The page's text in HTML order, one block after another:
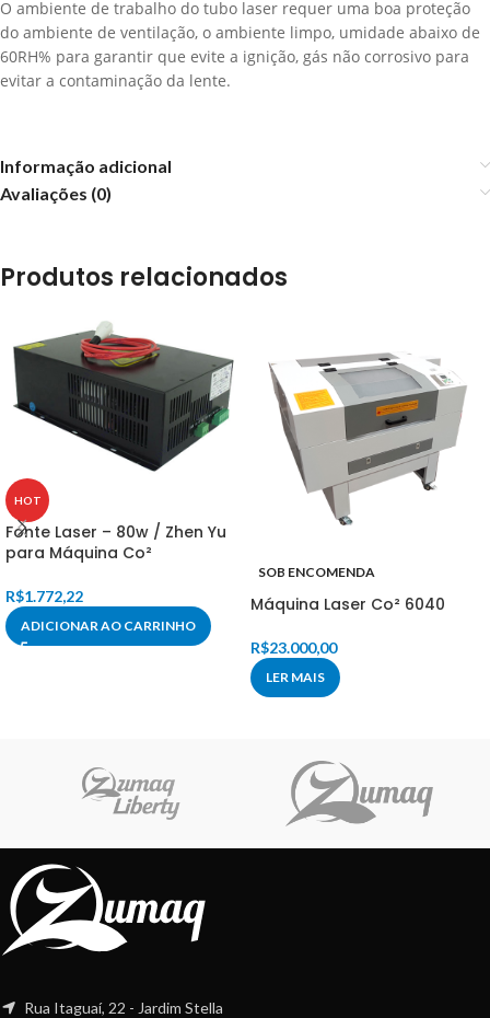
O ambiente de trabalho do tubo laser requer uma boa proteção
do ambiente de ventilação, o ambiente limpo, umidade abaixo de
60RH% para garantir que evite a ignição, gás não corrosivo para
evitar a contaminação da lente.
Informação adicional
Avaliações (0)
Produtos relacionados
HOT
Fonte Laser – 80w / Zhen Yu
para Máquina Co²
R$1.772,22
ADICIONAR AO CARRINHO
SOB ENCOMENDA
Máquina Laser Co² 6040
R$23.000,00
LER MAIS
Rua Itaguaí, 22 - Jardim Stella